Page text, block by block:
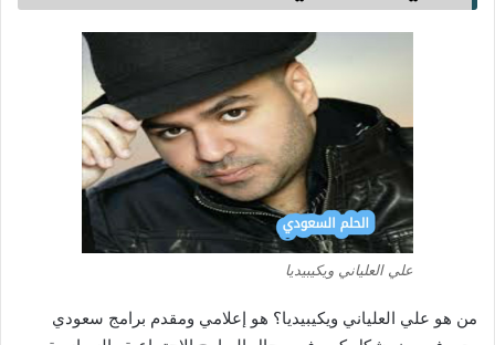
علي العلياني ويكيبيديا
من هو علي العلياني ويكيبيديا؟ هو إعلامي ومقدم برامج سعودي